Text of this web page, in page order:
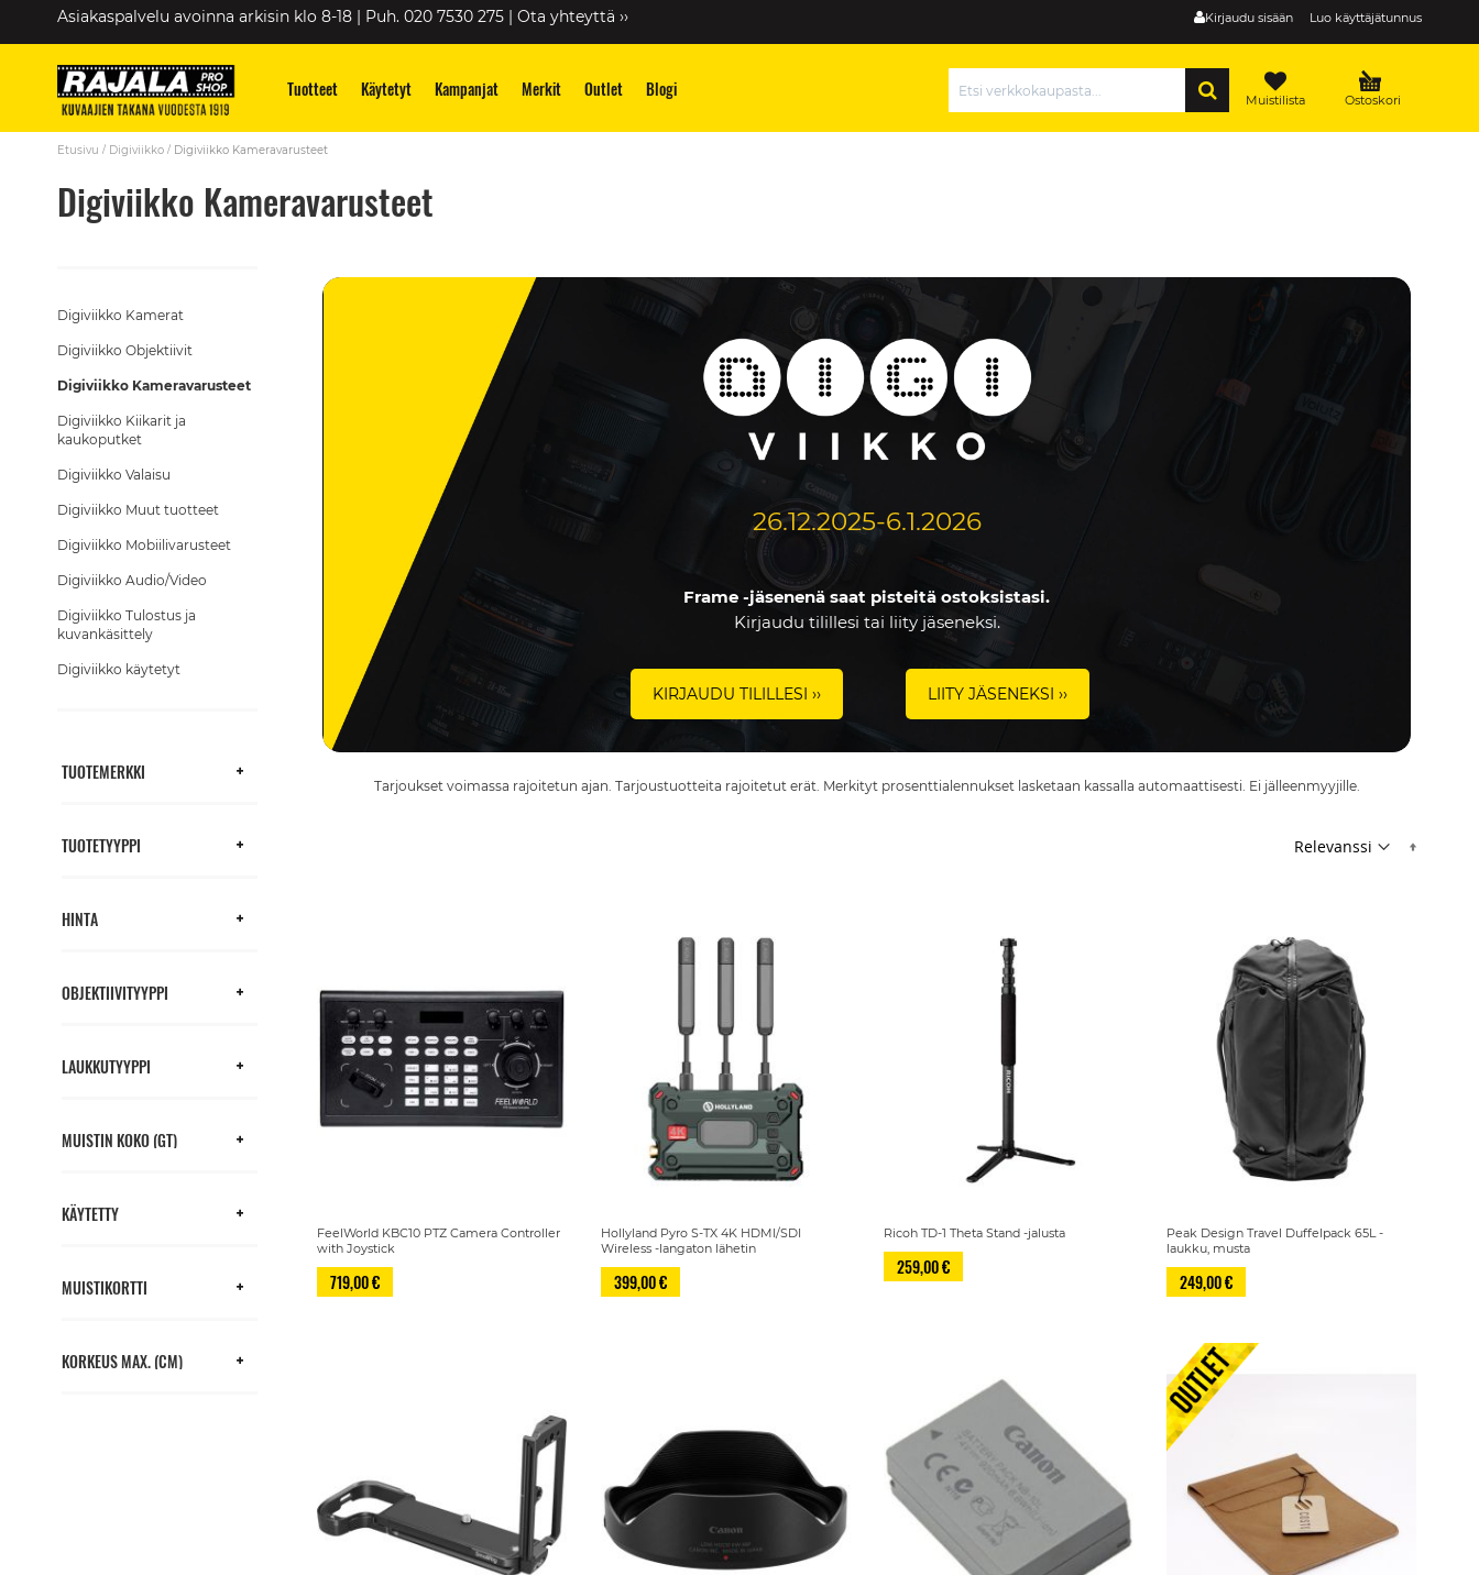
Skip
Kirjaudu sisään Luo käyttäjätunnus
Asiakaspalvelu avoinna arkisin klo 8-18 | Puh. 020 7530 275 | Ota yhteyttä ››
Tuotteet Käytetyt Kampanjat Merkit Outlet Blogi Ostoskori
Muistilista
Hae
Etusivu Digiviikko Digiviikko Kameravarusteet
Digiviikko Kameravarusteet
26.12.2025-6.1.2026
Frame -jäsenenä saat pisteitä ostoksistasi.
Kirjaudu tilillesi tai liity jäseneksi.
KIRJAUDU TILILLESI ›› LIITY JÄSENEKSI ››
Tarjoukset voimassa rajoitetun ajan. Tarjoustuotteita rajoitetut erät. Merkityt prosenttialennukset lasketaan kassalla automaattisesti. Ei jälleenmyyjille.
FeelWorld KBC10 PTZ Camera Controller
with Joystick
719,00 €
Hollyland Pyro S-TX 4K HDMI/SDI
Wireless -langaton lähetin
399,00 €
Ricoh TD-1 Theta Stand -jalusta
259,00 €
Peak Design Travel Duffelpack 65L -
laukku, musta
249,00 €
Digiviikko Kamerat
Digiviikko Objektiivit
Digiviikko Kameravarusteet
Digiviikko Kiikarit ja
kaukoputket
Digiviikko Valaisu
Digiviikko Muut tuotteet
Digiviikko Mobiilivarusteet
Digiviikko Audio/Video
Digiviikko Tulostus ja
kuvankäsittely
Digiviikko käytetyt
TUOTEMERKKI
TUOTETYYPPI
HINTA
OBJEKTIIVITYYPPI
LAUKKUTYYPPI
MUISTIN KOKO (GT)
KÄYTETTY
MUISTIKORTTI
KORKEUS MAX. (CM)